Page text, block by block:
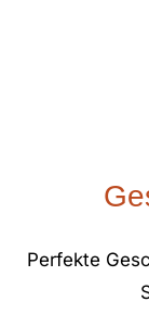
Perfekte